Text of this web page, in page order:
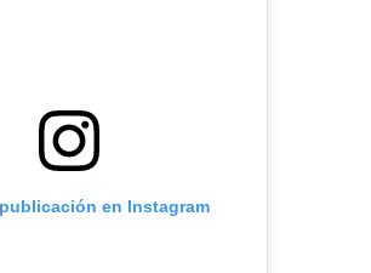
en Instagram